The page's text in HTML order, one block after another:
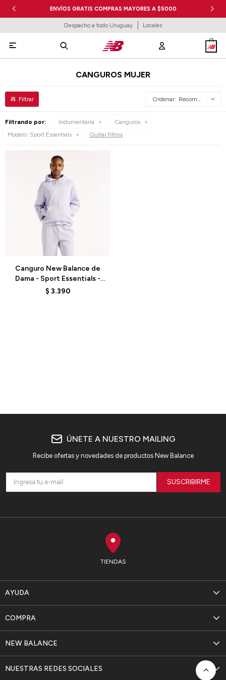
ENVÍOS GRATIS COMPRAS MAYORES A $5000
Despacho a todo Uruguay Locales

CANGUROS MUJER
Recomendados
Filtrando por: Indumentaria
Canguros
Modelo: Sport Essentials Quitar filtros
Canguro New Balance de
Dama - Sport Essentials -
WT41507SMV - PURPLE
$ 3.390
TIENDAS
AYUDA
NEW BALANCE
COMPRA
NUESTRAS REDES SOCIALES
ÚNETE A NUESTRO MAILING
Recibe ofertas y novedades de productos New Balance
SUSCRIBIRME